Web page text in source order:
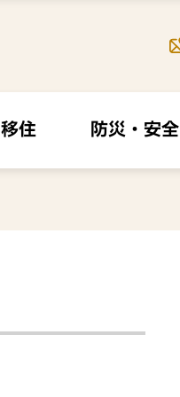
移住 防災・安全